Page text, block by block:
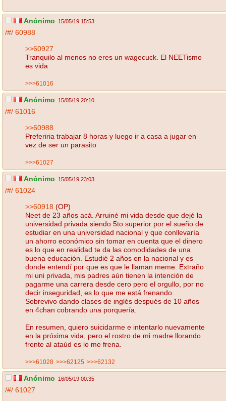
Anónimo 15/05/19 15:53
/#/ 60988
>>60927
Tranquilo al menos no eres un wagecuck. El NEETismo
es vida
>>>61016
Anónimo 15/05/19 20:10
/#/ 61016
>>60988
Preferiria trabajar 8 horas y luego ir a casa a jugar en
vez de ser un parasito
>>>61027
Anónimo 15/05/19 23:03
/#/ 61024
>>60918 (OP)
Neet de 23 años acá. Arruiné mi vida desde que dejé la
universidad privada siendo 5to superior por el sueño de
estudiar en una universidad nacional y que conllevaría
un ahorro económico sin tomar en cuenta que el dinero
es lo que en realidad te da las comodidades de una
buena educación. Estudié 2 años en la nacional y es
donde entendí por que es que le llaman meme. Extraño
mi uni privada, mis padres aún tienen la intención de
pagarme una carrera desde cero pero el orgullo, por no
decir inseguridad, es lo que me está frenando.
Sobrevivo dando clases de inglés después de 10 años
en 4chan cobrando una porquería.
En resumen, quiero suicidarme e intentarlo nuevamente
en la próxima vida, pero el rostro de mi madre llorando
frente al ataúd es lo me frena.
>>>61028 >>>62125 >>>62132
Anónimo 16/05/19 00:35
/#/ 61027